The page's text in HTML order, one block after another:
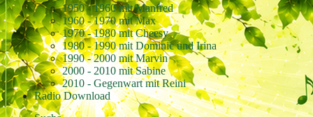
1950 - 1960 mit Manfred
1960 - 1970 mit Max
1970 - 1980 mit Cheesy
1980 - 1990 mit Dominic und Irina
1990 - 2000 mit Marvin
2000 - 2010 mit Sabine
2010 - Gegenwart mit Reini
Radio Download